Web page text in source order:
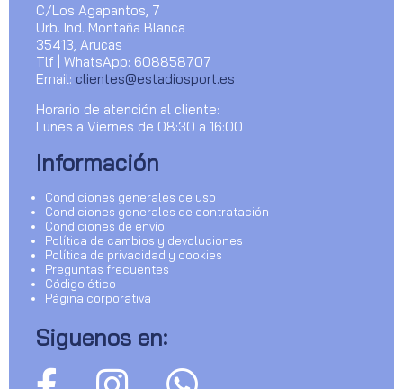
C/Los Agapantos, 7
Urb. Ind. Montaña Blanca
35413, Arucas
Tlf | WhatsApp: 608858707
Email: clientes@estadiosport.es
Horario de atención al cliente:
Lunes a Viernes de 08:30 a 16:00
Información
Condiciones generales de uso
Condiciones generales de contratación
Condiciones de envío
Política de cambios y devoluciones
Política de privacidad y cookies
Preguntas frecuentes
Código ético
Página corporativa
Siguenos en: